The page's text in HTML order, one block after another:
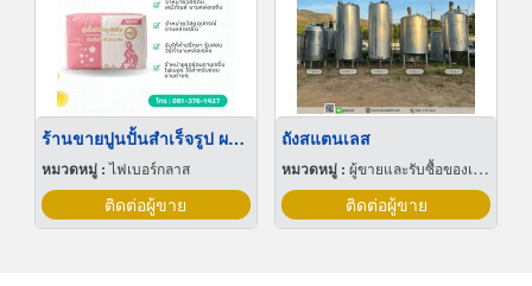
ร้านขายปูนปั้นสำเร็จรูป ผสมน้ำแล้วใช้งานได้เลย
หมวดหมู่ :ไฟเบอร์กลาส
ติดต่อผู้ขาย
ถังสแตนเลส
หมวดหมู่ : ผู้ขายและรับซื้อของเก่าและเศษเหล็ก
ติดต่อผู้ขาย